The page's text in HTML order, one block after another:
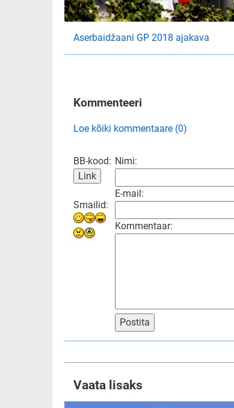
Aserbaidžaani GP 2018 ajakava
Kommenteeri
Loe kõiki kommentaare (0)
BB-kood:
Smailid:
Nimi:
E-mail:
Kommentaar:
Postita
Vaata lisaks